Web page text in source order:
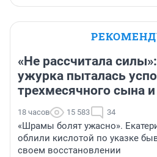
«Не рассчитала
ужурка пыталась
трехмесячного сына и
18 часов 15 583 34
«Шрамы болят ужасно».
облили кислотой по указке
своем восстановлении